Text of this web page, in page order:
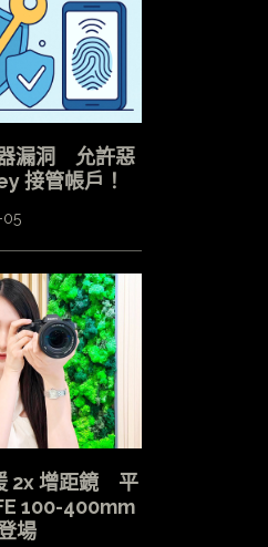
漏洞 允許惡
接管帳戶！
2x 增距鏡 平
100-400mm
場